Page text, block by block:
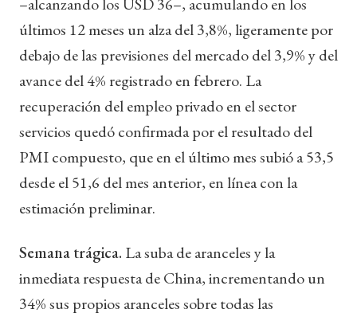
últimos 12 meses un alza del 3,8%, ligeramente por
debajo de las previsiones del mercado del 3,9% y del
avance del 4% registrado en febrero. La
recuperación del empleo privado en el sector
servicios quedó confirmada por el resultado del
PMI compuesto, que en el último mes subió a 53,5
desde el 51,6 del mes anterior, en línea con la
estimación preliminar.
Semana trágica. La suba de aranceles y la
inmediata respuesta de China, incrementando un
34% sus propios aranceles sobre todas las